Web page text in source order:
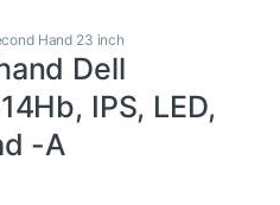
Hand 23 inch
Dell
IPS, LED,
-A